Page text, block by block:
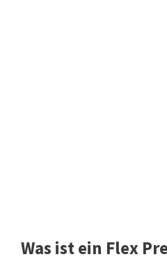
Was ist ein Flex